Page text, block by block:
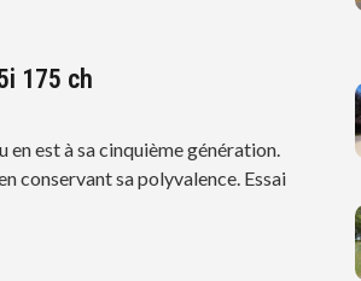
175 ch
est à sa cinquième génération.
conservant sa polyvalence. Essai